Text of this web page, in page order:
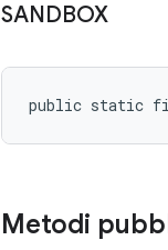
SANDBOX
public static
Metodi